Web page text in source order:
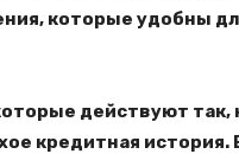
которые удобны
действуют так,
кредитная